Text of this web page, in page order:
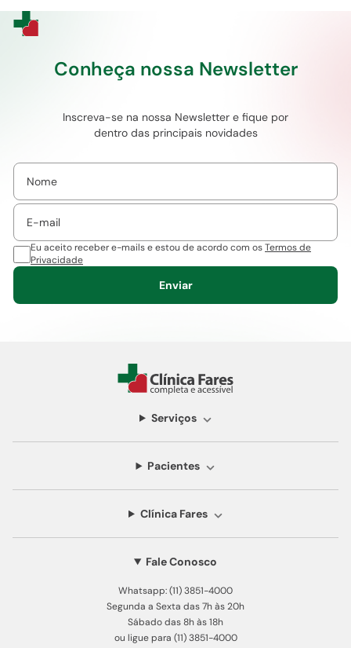
Conheça nossa Newsletter
Inscreva-se na nossa Newsletter e fique por
dentro das principais novidades
Eu aceito receber e-mails e estou de acordo com osTermos de
Privacidade
Enviar
Serviços
Pacientes
Clínica Fares
Fale Conosco
Whatsapp: (11) 3851-4000
Segunda a Sexta das 7h às 20h
Sábado das 8h às 18h
ou ligue para (11) 3851-4000